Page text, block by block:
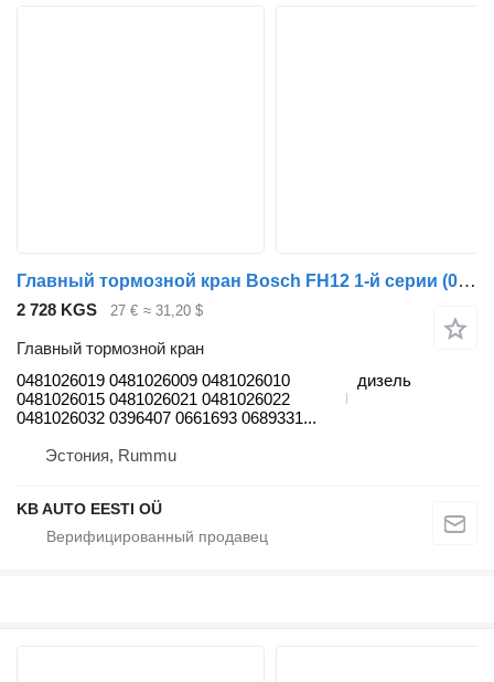
Главный тормозной кран Bosch FH12 1-й серии (01.93-12.02) 0481026019 для грузовика Volvo FH12, FH16, NH12, FH, VNL780 (1993-2014)
2 728 KGS 27 € ≈ 31,20 $
Главный тормозной кран
0481026019 0481026009 0481026010
0481026015 0481026021 0481026022
0481026032 0396407 0661693 0689331...
дизель
Эстония, Rummu
KB AUTO EESTI OÜ